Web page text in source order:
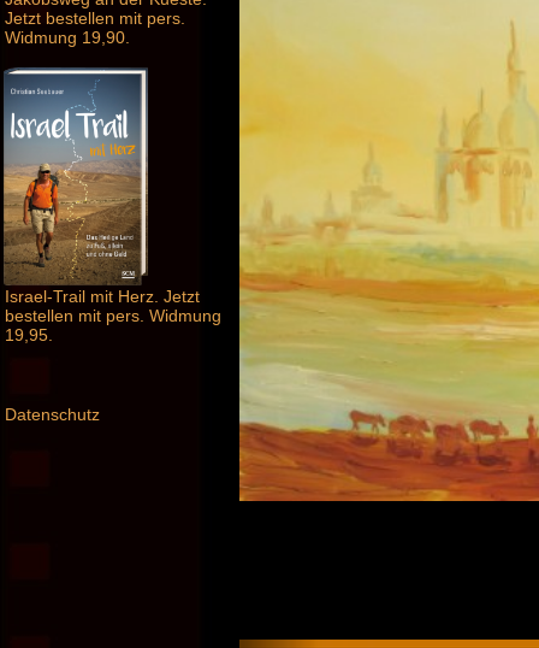
Jetzt bestellen mit pers.
Widmung 19,90.
Israel-Trail mit Herz. Jetzt
bestellen mit pers. Widmung
19,95.
Datenschutz